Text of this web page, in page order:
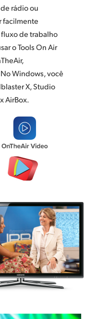
rádio ou
facilmente
de trabalho
o Tools On Air
Windows,você
X, Studio
AirBox.